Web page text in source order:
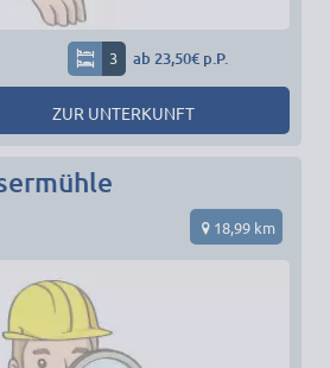
3 ab 23,50€ p.P.
ZUR UNTERKUNFT
18,99 km